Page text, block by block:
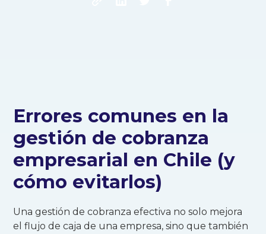
Errores comunes en la
gestión de cobranza
empresarial en Chile (y
cómo evitarlos)
Una gestión de cobranza efectiva no solo mejora
el flujo de caja de una empresa, sino que también